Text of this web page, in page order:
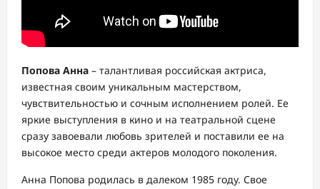
Попова Анна – талантливая российская актриса,
известная своим уникальным мастерством,
чувствительностью и сочным исполнением ролей. Ее
яркие выступления в кино и на театральной сцене
сразу завоевали любовь зрителей и поставили ее на
высокое место среди актеров молодого поколения.
Анна Попова родилась в далеком 1985 году. Свое